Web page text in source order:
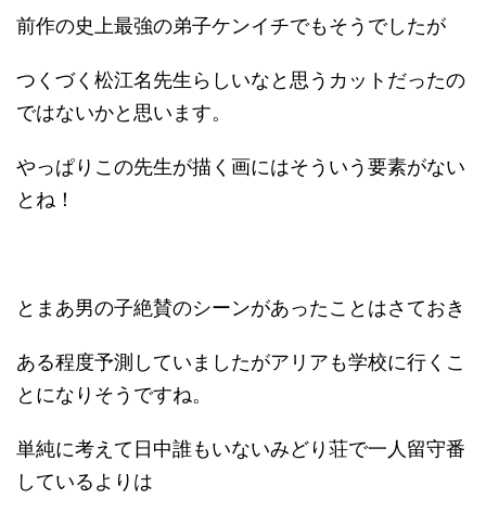
前作の史上最強の弟子ケンイチでもそうでしたが
つくづく松江名先生らしいなと思うカットだったの
ではないかと思います。
やっぱりこの先生が描く画にはそういう要素がない
とね！
とまあ男の子絶賛のシーンがあったことはさておき
ある程度予測していましたがアリアも学校に行くこ
とになりそうですね。
単純に考えて日中誰もいないみどり荘で一人留守番
しているよりは